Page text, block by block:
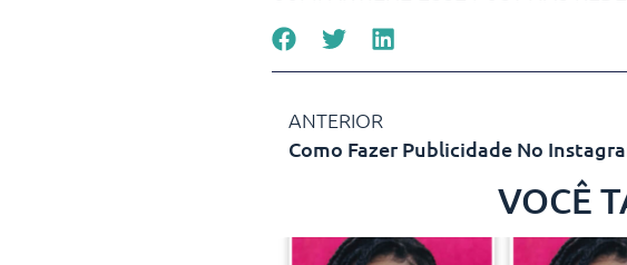
ANTERIOR
Como Fazer Publicidade No
VOCÊ